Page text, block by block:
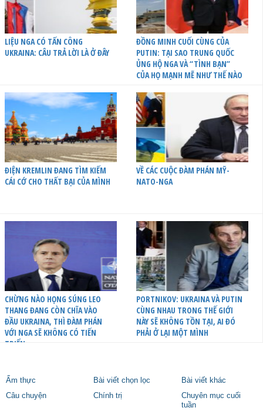
LIỆU NGA CÓ TẤN CÔNG
UKRAINA: CÂU TRẢ LỜI LÀ Ở ĐÂY
ĐỒNG MINH CUỐI CÙNG CỦA
PUTIN: TẠI SAO TRUNG QUỐC
ỦNG HỘ NGA VÀ “TÌNH BẠN”
CỦA HỌ MẠNH MẼ NHƯ THẾ NÀO
ĐIỆN KREMLIN ĐANG TÌM KIẾM
CÁI CỚ CHO THẤT BẠI CỦA MÌNH
VỀ CÁC CUỘC ĐÀM PHÁN MỸ-
NATO-NGA
CHỪNG NÀO HỌNG SÚNG LEO
THANG ĐANG CÒN CHĨA VÀO
ĐẦU UKRAINA, THÌ ĐÀM PHÁN
VỚI NGA SẼ KHÔNG CÓ TIẾN
TRIỂN
PORTNIKOV: UKRAINA VÀ PUTIN
CÙNG NHAU TRONG THẾ GIỚI
NÀY SẼ KHÔNG TỒN TẠI, AI ĐÓ
PHẢI Ở LẠI MỘT MÌNH
Ẩm thực Bài viết chọn lọc
Bài viết khác
Câu chuyện
Chính trị
Chuyên mục cuối
tuần